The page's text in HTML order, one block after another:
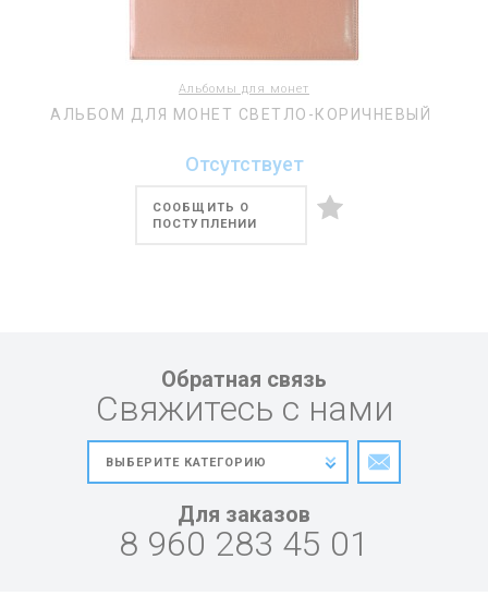
Альбомы для монет
АЛЬБОМ ДЛЯ МОНЕТ СВЕТЛО-КОРИЧНЕВЫЙ
Отсутствует
СООБЩИТЬ О
ПОСТУПЛЕНИИ
Обратная связь
Свяжитесь с нами
Для заказов
8 960 283 45 01